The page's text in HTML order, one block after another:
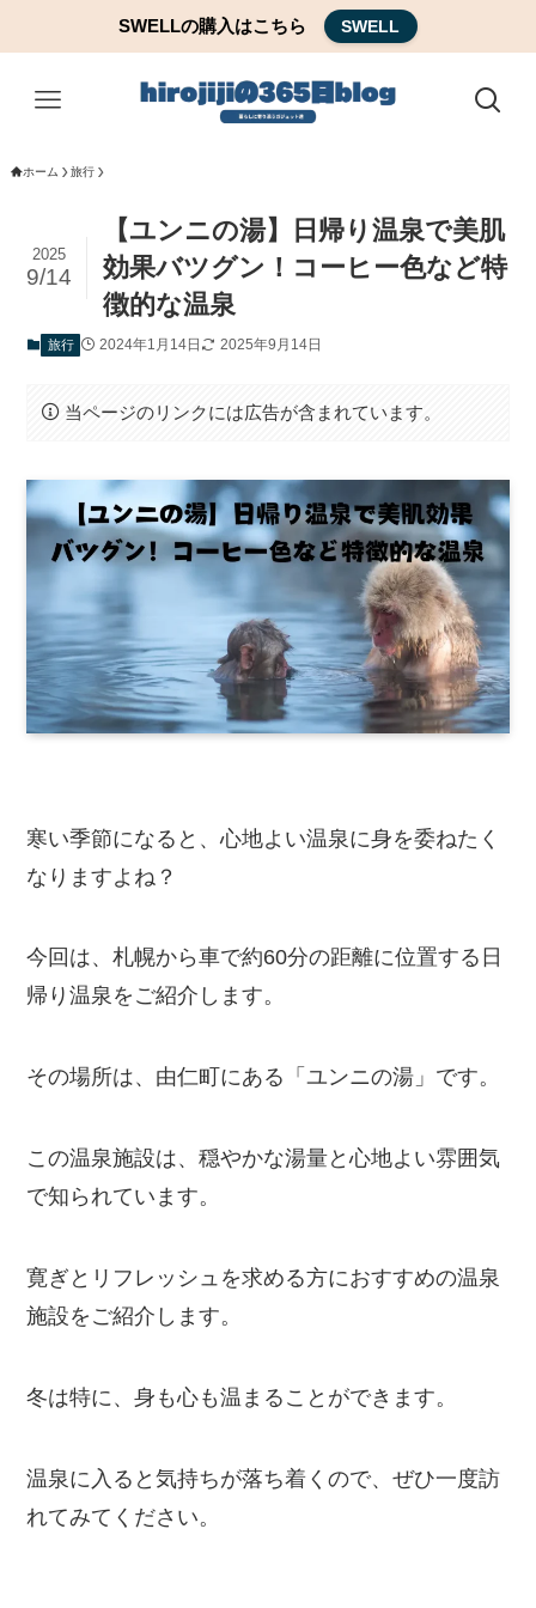
SWELLの購入はこちら SWELL
ホーム 旅行
【ユンニの湯】日帰り温泉で美肌
効果バツグン！コーヒー色など特
徴的な温泉
2025
9/14
旅行 2024年1月14日 2025年9月14日
当ページのリンクには広告が含まれています。
寒い季節になると、心地よい温泉に身を委ねたく
なりますよね？
今回は、札幌から車で約60分の距離に位置する日
帰り温泉をご紹介します。
その場所は、由仁町にある「ユンニの湯」です。
この温泉施設は、穏やかな湯量と心地よい雰囲気
で知られています。
寛ぎとリフレッシュを求める方におすすめの温泉
施設をご紹介します。
冬は特に、身も心も温まることができます。
温泉に入ると気持ちが落ち着くので、ぜひ一度訪
れてみてください。